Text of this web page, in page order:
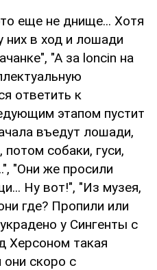
еще не днище... Хотя
них в ход и лошади
"А за loncin на
ответить к
этапом пустит
въедут лошади,
собаки, гуси,
"Они же просили
Ну вот!", "Из музея,
где? Пропили или
у Сингенты с
Херсоном такая
они скоро с